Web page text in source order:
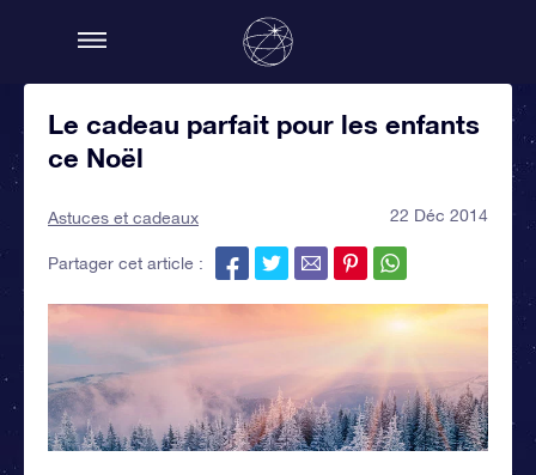
Le cadeau parfait pour les enfants
ce Noël
Astuces et cadeaux 22 Déc 2014
Partager cet article :